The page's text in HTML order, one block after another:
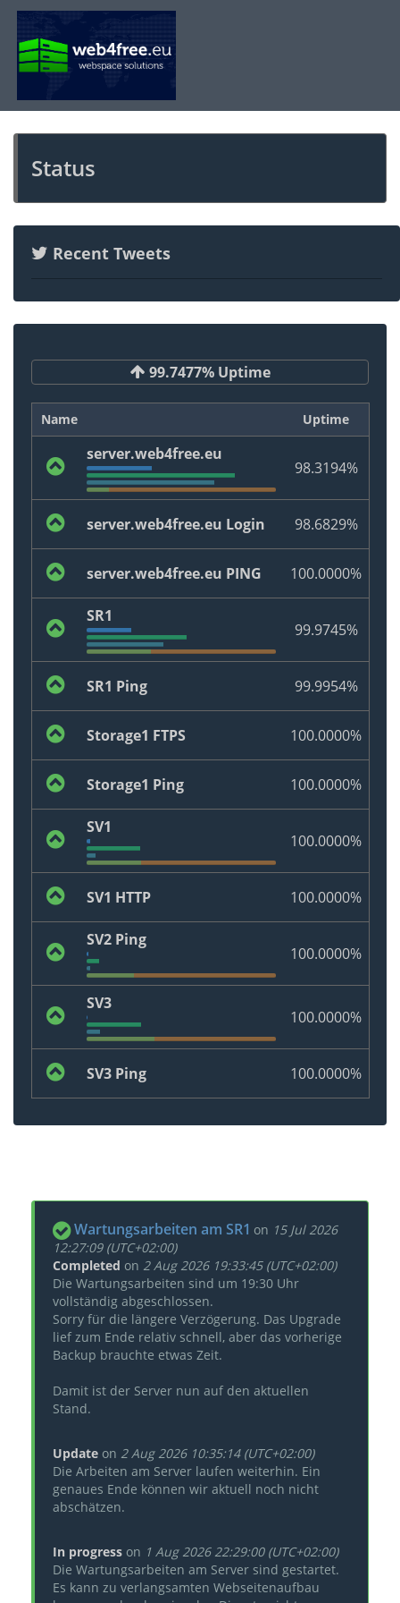
Status
Recent Tweets
99.7477% Uptime
Name Uptime
server.web4free.eu
98.3194%
server.web4free.eu Login 98.6829%
server.web4free.eu PING 100.0000%
SR1
99.9745%
SR1 Ping 99.9954%
Storage1 FTPS 100.0000%
Storage1 Ping 100.0000%
SV1
100.0000%
SV1 HTTP 100.0000%
SV2 Ping
100.0000%
SV3
100.0000%
SV3 Ping 100.0000%
Wartungsarbeiten am SR1 on 15 Jul 2026
12:27:09 (UTC+02:00)
Completed on 2 Aug 2026 19:33:45 (UTC+02:00)
Die Wartungsarbeiten sind um 19:30 Uhr
vollständig abgeschlossen.
Sorry für die längere Verzögerung. Das Upgrade
lief zum Ende relativ schnell, aber das vorherige
Backup brauchte etwas Zeit.
Damit ist der Server nun auf den aktuellen
Stand.
Update on 2 Aug 2026 10:35:14 (UTC+02:00)
Die Arbeiten am Server laufen weiterhin. Ein
genaues Ende können wir aktuell noch nicht
abschätzen.
In progress on 1 Aug 2026 22:29:00 (UTC+02:00)
Die Wartungsarbeiten am Server sind gestartet.
Es kann zu verlangsamten Webseitenaufbau